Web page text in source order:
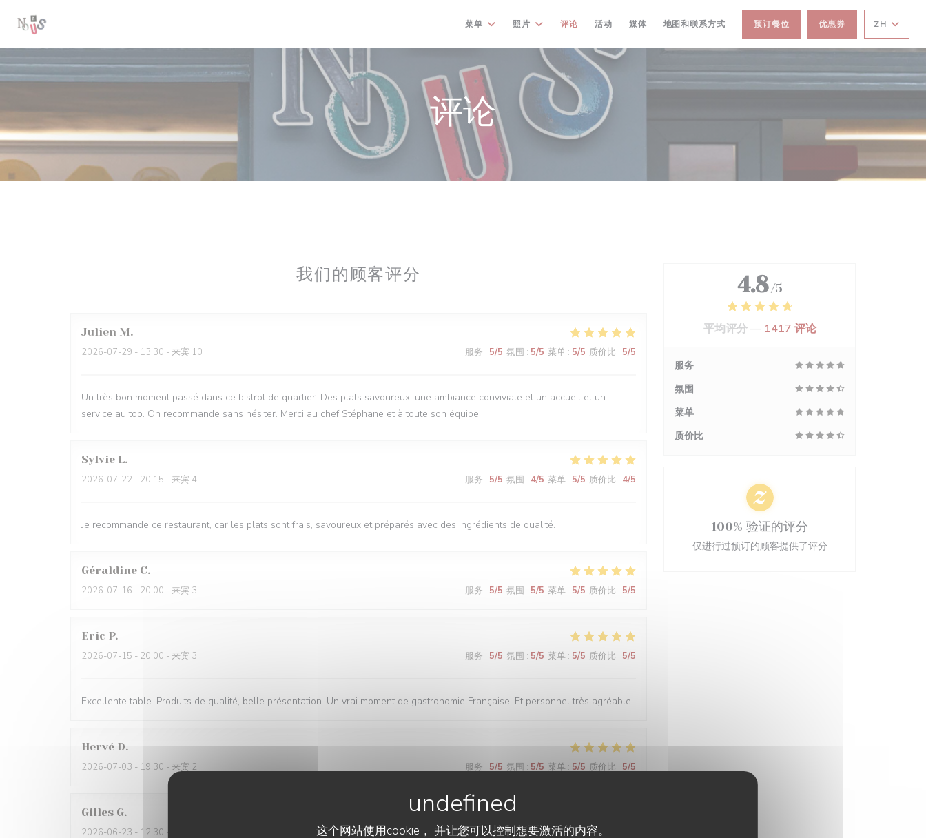
这个网站使用cookie， 并让您可以控制想要激活的内容。
菜单 照片 评论 活动 媒体 地图和联系方式 预订餐位 优惠券 ZH
评论
我们的顾客评分
Julien M
2026-07-29 - 13:30 - 来宾 10 服务 : 5/5 氛围 : 5/5 菜单 : 5/5 质价比 : 5/5
Un très bon moment passé dans ce bistrot de quartier. Des plats savoureux, une ambiance conviviale et un accueil et un
service au top. On recommande sans hésiter. Merci au chef Stéphane et à toute son équipe.
Sylvie L
2026-07-22 - 20:15 - 来宾 4 服务 : 5/5 氛围 : 4/5 菜单 : 5/5 质价比 : 4/5
Je recommande ce restaurant, car les plats sont frais, savoureux et préparés avec des ingrédients de qualité.
Géraldine C
2026-07-16 - 20:00 - 来宾 3 服务 : 5/5 氛围 : 5/5 菜单 : 5/5 质价比 : 5/5
Eric P
2026-07-15 - 20:00 - 来宾 3 服务 : 5/5 氛围 : 5/5 菜单 : 5/5 质价比 : 5/5
Excellente table. Produits de qualité, belle présentation. Un vrai moment de gastronomie Française. Et personnel très agréable.
Hervé D
2026-07-03 - 19:30 - 来宾 2 服务 : 5/5 氛围 : 5/5 菜单 : 5/5 质价比 : 5/5
Gilles G
2026-06-23 - 12:30 - 来宾 5 服务:5/5 氛围:5/5 菜单:5/5 质价比
4.8 /5
平均评分 — 1417 评论
服务
氛围
菜单
质价比
100% 验证的评分
仅进行过预订的顾客提供了评分